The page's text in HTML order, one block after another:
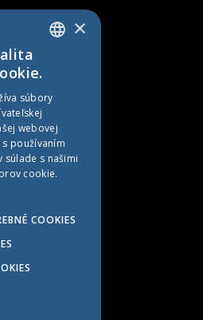
SLOVAK
GERMAN
HUNGARIAN
×
súbory
webovej
používaním
súlade s našimi
cookie.
COOKIES